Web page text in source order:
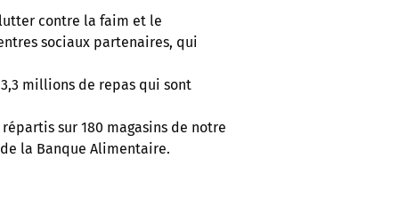
contre la faim et le
sociaux partenaires, qui
millions de repas qui sont
sur 180 magasins de notre
la Banque Alimentaire.